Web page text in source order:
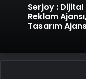
Serjoy : Dijital Medya Ajansı, Google
Reklam
Tasarım